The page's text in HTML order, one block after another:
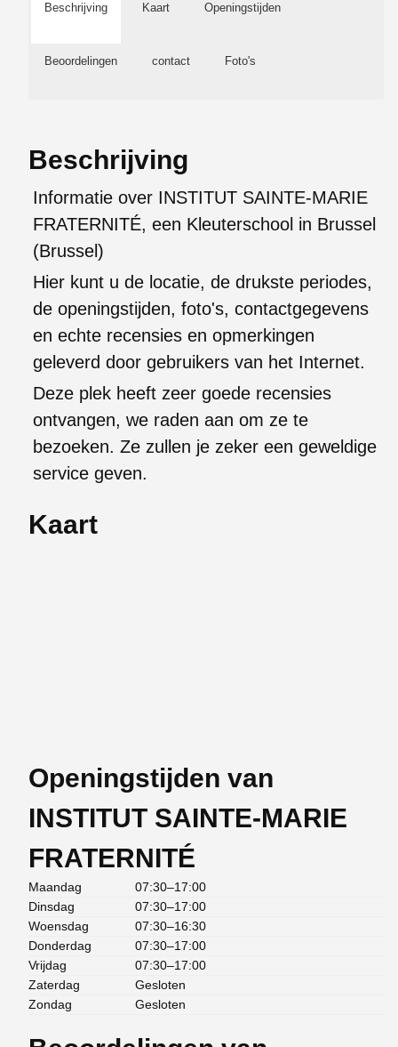
Beschrijving Kaart Openingstijden
Beoordelingen contact Foto's
Beschrijving
Informatie over INSTITUT SAINTE-MARIE
FRATERNITÉ, een Kleuterschool in Brussel
(Brussel)
Hier kunt u de locatie, de drukste periodes,
de openingstijden, foto's, contactgegevens
en echte recensies en opmerkingen
geleverd door gebruikers van het Internet.
Deze plek heeft zeer goede recensies
ontvangen, we raden aan om ze te
bezoeken. Ze zullen je zeker een geweldige
service geven.
Kaart
Openingstijden van
INSTITUT SAINTE-MARIE
FRATERNITÉ
Maandag
07:30–17:00
Dinsdag
07:30–17:00
Woensdag
07:30–16:30
Donderdag
07:30–17:00
Vrijdag
07:30–17:00
Zaterdag
Gesloten
Zondag
Gesloten